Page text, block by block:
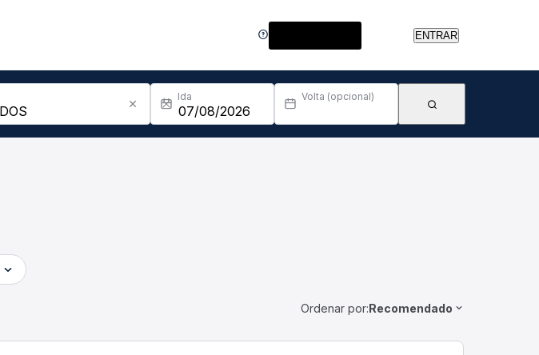
ENTRAR
Ida Volta (opcional)
Ordenar por:Recomendado